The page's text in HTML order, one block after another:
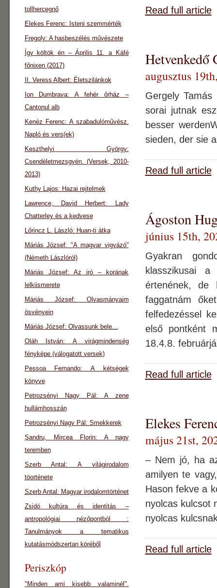
Read full article
Hetvenkedő
augusztus
Gergely
sorai jutnak
besser
sieden, der sie
Read full article
Ágoston
június 15th,
Gyakran
klasszikusai
értenének, de
faggatnám
felfedezéssel
első pontként
18.4.8.
Read full article
Elekes
május 21st,
– Nem jó, ha
amilyen te
Hason fekve a
nyolcas kulcsot
nyolcas
Read full article
tollhercegnő
Elekes Ferenc: Isteni szemmérték
Fregoly: A hasbeszélés művészete
Így költök én – Április 11. a Káfé
főnixen (2017)
II. Veress Albert: Életszilánkok
Ion Dumbrava: A fehér őrház –
Cantonul alb
Kenéz Ferenc: A szabadulóművész.
Napló és vers(ek)
Keszthelyi György:
Csendéletmezsgyén. (Versek, 2010-
2013)
Kuthy Lajos: Hazai rejtelmek
Lawrence, David Herbert: Lady
Chatterley és a kedvese
Lőrincz L. László: Huan-ti átka
Máriás József: "A magyar vigyázó"
(Németh Lászlóról)
Máriás József: Az iró – korának
lelkiismerete
Máriás József: Olvasmányaim
ösvényein
Máriás József: Olvassunk bele…
Oláh István: A virágmindenség
fényképe (válogatott versek)
Pessoa Fernando: A kétségek
könyve
Petrozsényi Nagy Pál: A zene
hullámhosszán
Petrozsényi Nagy Pál: Smekkerek
Şandru, Mircea Florin: A nagy
teremben
Szerb Antal: A világirodalom
töorténete
Szerb Antal: Magyar irodalomtörténet
Zsidó kultúra és identitás –
antropológiai nézőpontból :
Tanulmányok a tematikus
kutatásmódszertan köréből
Periszkóp
"Minden ami kisebb valaminél".